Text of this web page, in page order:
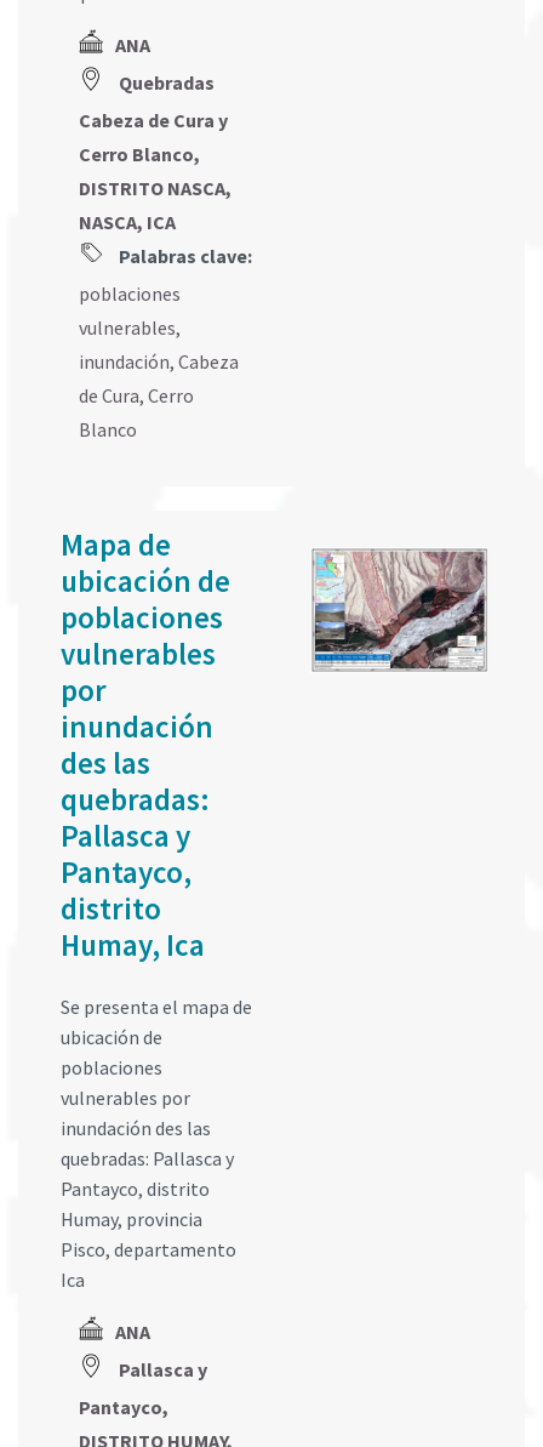
ANA
Quebradas
Cabeza de Cura y
Cerro Blanco,
DISTRITO NASCA,
NASCA, ICA
Palabras clave:
poblaciones
vulnerables,
inundación, Cabeza
de Cura, Cerro
Blanco
Mapa de
ubicación de
poblaciones
vulnerables
por
inundación
des las
quebradas:
Pallasca y
Pantayco,
distrito
Humay, Ica
Se presenta el mapa de
ubicación de
poblaciones
vulnerables por
inundación des las
quebradas: Pallasca y
Pantayco, distrito
Humay, provincia
Pisco, departamento
Ica
ANA
Pallasca y
Pantayco,
DISTRITO HUMAY,